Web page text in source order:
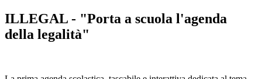
ILLEGAL - "Porta a scuola l'agenda
della legalità"